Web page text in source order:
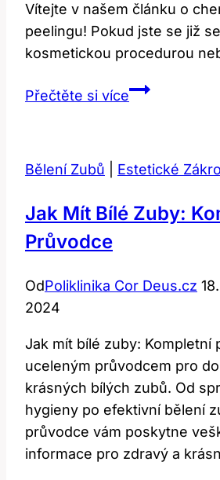
Vítejte v našem článku o
peelingu! Pokud jste se již
kosmetickou procedurou
Přečtěte si víceDiskuze:
Chemickým
Bělení Zubů Estetické
Jak Mít Bílé Zuby:
Průvodce
OdPoliklinika Cor Deus.cz
2024
Jak mít bílé zuby: Kompletní
uceleným průvodcem pro
krásných bílých zubů. Od
hygieny po efektivní bělení
průvodce vám poskytne
informace pro zdravý a